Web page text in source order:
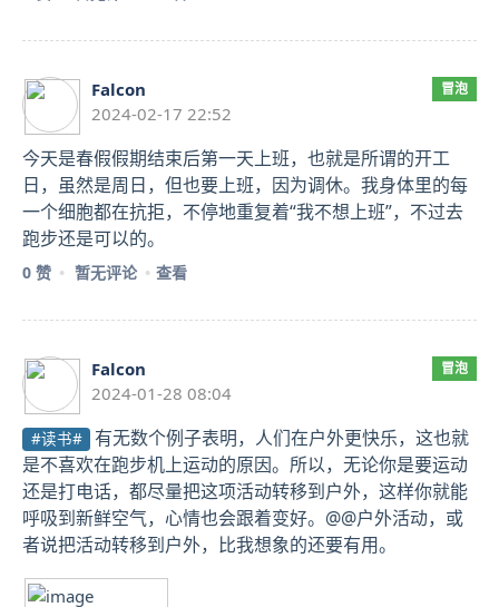
Falcon
2024-02-17 22:52
冒泡
今天是春假假期结束后第一天上班，也就是所谓的开工
日，虽然是周日，但也要上班，因为调休。我身体里的每
一个细胞都在抗拒，不停地重复着“我不想上班”，不过去
跑步还是可以的。
0 赞 暂无评论 查看
Falcon
2024-01-28 08:04
冒泡
#读书#
有无数个例子表明，人们在户外更快乐，这也就
是不喜欢在跑步机上运动的原因。所以，无论你是要运动
还是打电话，都尽量把这项活动转移到户外，这样你就能
呼吸到新鲜空气，心情也会跟着变好。@@户外活动，或
者说把活动转移到户外，比我想象的还要有用。